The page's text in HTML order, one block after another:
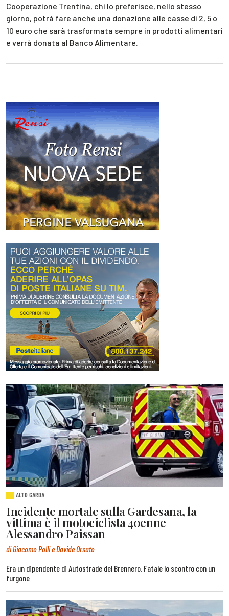
Cooperazione Trentina, chi lo preferisce, nello stesso
giorno, potrà fare anche una donazione alle casse di 2, 5 o
10 euro che sarà trasformata sempre in prodotti alimentari
e verrà donata al Banco Alimentare.
ALTO GARDA
Incidente mortale sulla Gardesana, la
vittima è il motociclista 40enne
Alessandro Paissan
di Giacomo Polli e Davide Orsato
Era un dipendente di Autostrade del Brennero. Fatale lo scontro con un
furgone